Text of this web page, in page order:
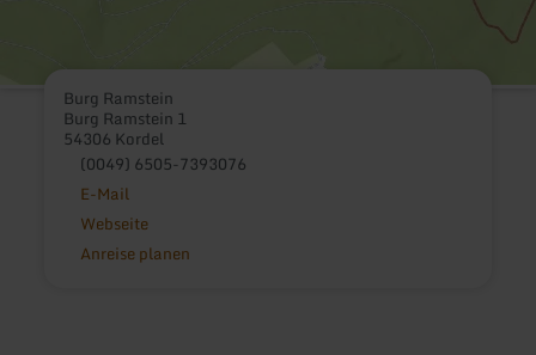
Burg Ramstein
Burg Ramstein 1
54306 Kordel
(0049) 6505-7393076
E-Mail
Webseite
Anreise planen